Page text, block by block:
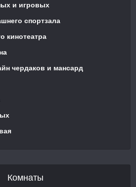
и игровых
спортзала
кинотеатра
чердаков и мансард
Комнаты